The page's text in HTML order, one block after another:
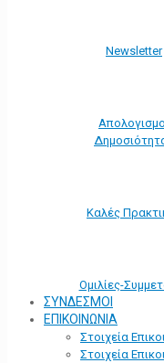
Νewsletter
Καλές
Ομιλίες-
ΣΥΝΔΕΣΜΟΙ
ΕΠΙΚΟΙΝΩΝΙΑ
Στοιχεία
Στοιχεία